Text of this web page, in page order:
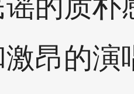
昂的演